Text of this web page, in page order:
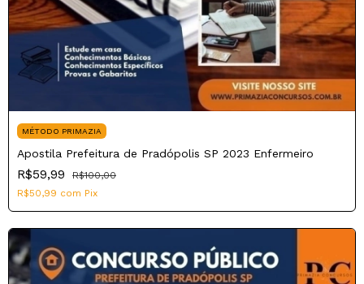
MÉTODO PRIMAZIA
Apostila Prefeitura de Pradópolis SP 2023 Enfermeiro
R$59,99
R$100,00
R$50,99 com Pix